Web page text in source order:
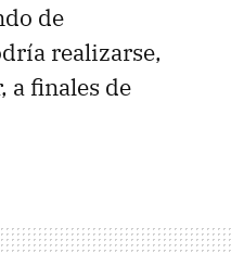
de
realizarse,
a finales de